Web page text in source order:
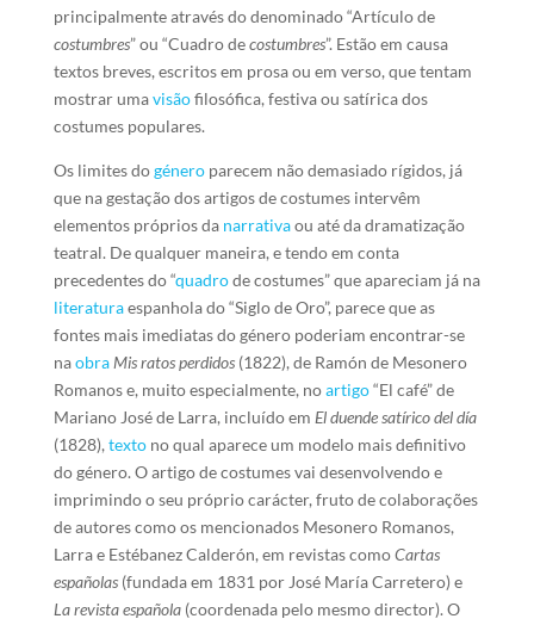
principalmente através do denominado “Artículo de
costumbres” ou “Cuadro decostumbres”. Estão em causa
textos breves, escritos em prosa ou em verso, que tentam
mostrar umavisãofilosófica, festiva ou satírica dos
costumes populares.
Os limites dogéneroparecem não demasiado rígidos, já
que na gestação dos artigos de costumes intervêm
elementos próprios da narrativaou até da dramatização
teatral. De qualquer maneira, e tendo em conta
precedentes do “quadrode costumes” que apareciam já na
literaturaespanhola do “Siglo de Oro”, parece que as
fontes mais imediatas do género poderiam encontrar-se
naobra Mis ratos perdidos(1822), de Ramón de Mesonero
Romanos e, muito especialmente, noartigo“El café” de
Mariano José de Larra, incluído em El duende satírico del día
(1828), textono qual aparece um modelo mais definitivo
do género. O artigo de costumes vai desenvolvendo e
imprimindo o seu próprio carácter, fruto de colaborações
de autores como os mencionados Mesonero Romanos,
Larra e Estébanez Calderón, em revistas comoCartas
españolas(fundada em 1831 por José María Carretero) e
La revista española(coordenada pelo mesmo director). O